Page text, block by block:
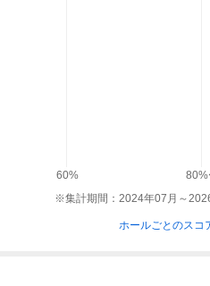
60%
80%
※集計期間：2024年07月～
ホールごとのスコ